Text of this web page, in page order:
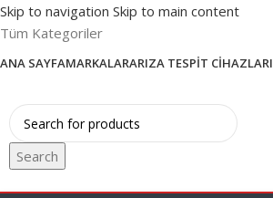
Skip to navigation Skip to main content
Tüm Kategoriler
ANA SAYFAMARKALARARIZA TESPIT CIHAZLARI
Search